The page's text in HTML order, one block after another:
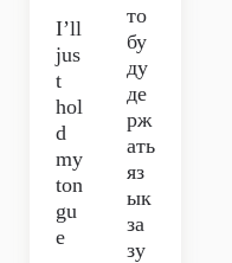
I’ll
jus
t
hol
d
my
ton
gu
e
то
бу
ду
де
рж
ать
яз
ык
за
зу